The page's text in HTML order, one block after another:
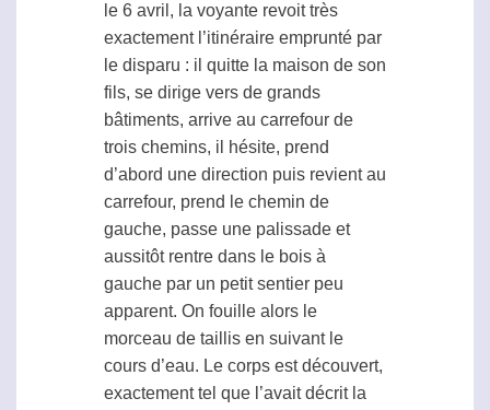
le 6 avril, la voyante revoit très
exactement l’itinéraire emprunté par
le disparu : il quitte la maison de son
fils, se dirige vers de grands
bâtiments, arrive au carrefour de
trois chemins, il hésite, prend
d’abord une direction puis revient au
carrefour, prend le chemin de
gauche, passe une palissade et
aussitôt rentre dans le bois à
gauche par un petit sentier peu
apparent. On fouille alors le
morceau de taillis en suivant le
cours d’eau. Le corps est découvert,
exactement tel que l’avait décrit la